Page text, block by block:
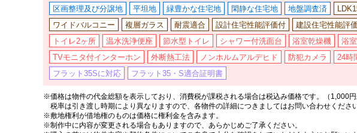
区画整理及び分譲地 平坦地 緑豊かな住宅地 閑静な住宅地 地盤調査済
ワイドバルコニー
複層ガラス 耐震適合 設計住宅性能評価付 建設住宅性能評
トイレ2ヶ所
温水洗浄便座 節水型トイレ シャワー付洗面台 浴室乾燥機 浴
TVモニタ付インターホン
外断熱工法 ノンホルムアルデヒド 防犯カメラ 24時
フラット35Sに対応
フラット35・S適合証明書
※価格は物件の代金総額を表示しており、消費税が課税される場合は税込み価格です。（1,000円
税率は引き渡し時期により異なりますので、各物件の詳細につきましてはお問い合わせください
※敷地権利が借地権のものは価格に権利金を含みます。
※制作中に内容が変更される場合もありますので、あらかじめご了承ください。